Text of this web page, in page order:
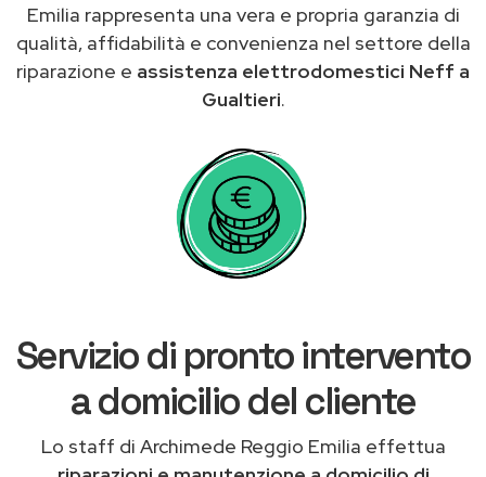
Emilia rappresenta una vera e propria garanzia di
qualità, affidabilità e convenienza nel settore della
riparazione e assistenza elettrodomestici Neff a
Gualtieri.
Servizio di pronto intervento
a domicilio del cliente
Lo staff di Archimede Reggio Emilia effettua